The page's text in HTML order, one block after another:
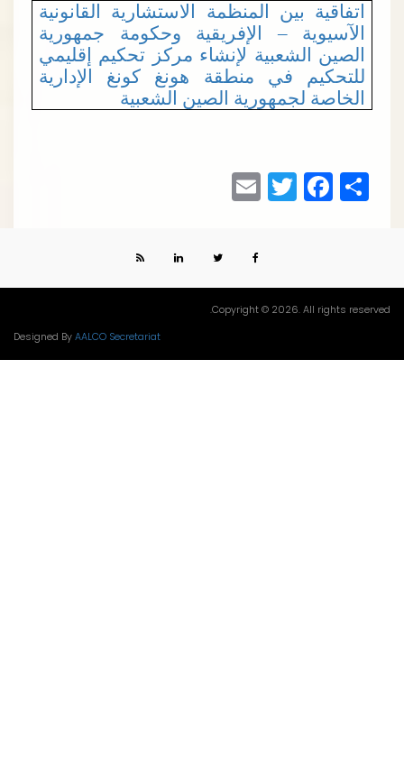
اتفاقية بين المنظمة الاستشارية القانونية
الآسيوية – الإفريقية وحكومة جمهورية
الصين الشعبية لإنشاء مركز تحكيم إقليمي
للتحكيم في منطقة هونغ كونغ الإدارية
الخاصة لجمهورية الصين الشعبية
Share
Facebook
Twitter
Email
Copyright © 2026. All rights
Designed ByAALCO Secretariat